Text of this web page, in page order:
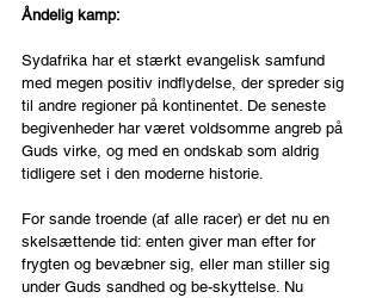
Åndelig kamp:
Sydafrika har et stærkt evangelisk samfund
med megen positiv indflydelse, der spreder sig
til andre regioner på kontinentet. De seneste
begivenheder har været voldsomme angreb på
Guds virke, og med en ondskab som aldrig
tidligere set i den moderne historie.
For sande troende (af alle racer) er det nu en
skelsættende tid: enten giver man efter for
frygten og bevæbner sig, eller man stiller sig
under Guds sandhed og be-skyttelse. Nu